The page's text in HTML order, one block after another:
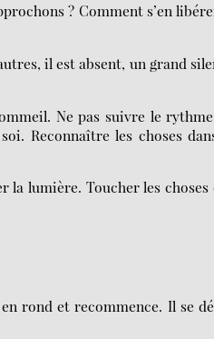
? Comment s’en
il est absent, un grand
Ne pas suivre le
Reconnaître les choses
la lumière. Toucher les choses
rond et recommence. Il se